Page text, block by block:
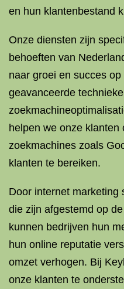
en hun klantenbestand
Onze diensten zijn
behoeften van
naar groei en succes
geavanceerde
helpen we onze klanten
zoekmachines zoals
klanten te bereiken.
Door internet marketing
die zijn afgestemd op
kunnen bedrijven hun
hun online reputatie
omzet verhogen. Bij
onze klanten te